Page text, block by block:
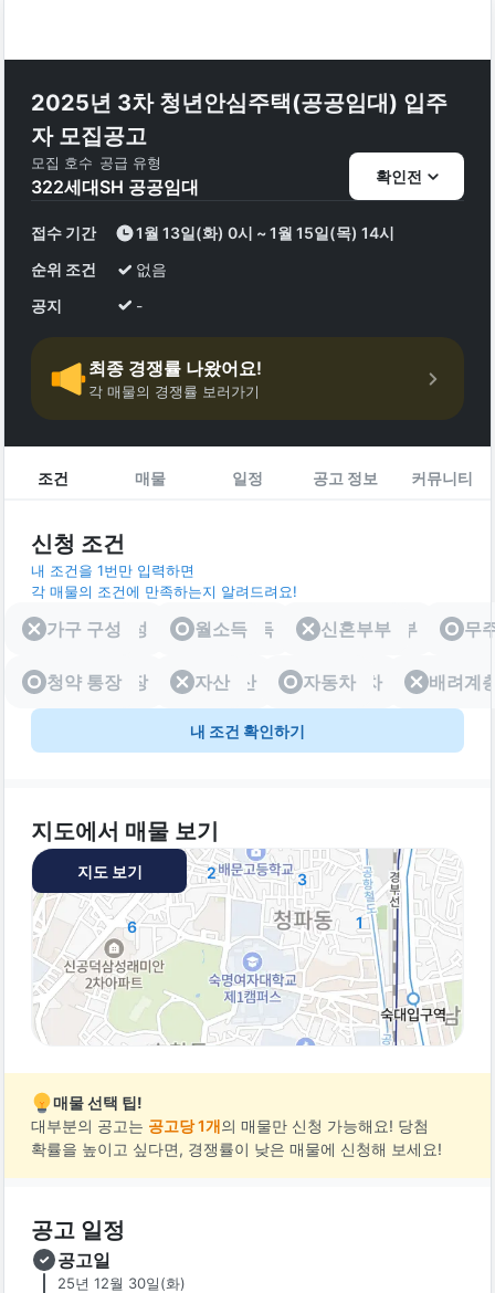
2025년 3차 청년안심주택(공공임대) 입주
자 모집공고
모집 호수
322세대
공급 유형
SH 공공임대 확인전
접수 기간
1월 13일(화) 0시 ~ 1월 15일(목) 14시
순위 조건
없음
공지
-
최종 경쟁률 나왔어요!
각 매물의 경쟁률 보러가기
조건 매물 일정 공고 정보 커뮤니티
신청 조건
내 조건을 1번만 입력하면
각 매물의 조건에 만족하는지 알려드려요!
가구 구성 월소득 신혼부부
가구 구성 월소득 신혼부부 무
청약 통장 자산 자동차 배려
청약 통장 자산 자동차 배려계
내 조건 확인하기
지도에서 매물 보기
6
2 3
1
지도 보기
매물 선택 팁!
대부분의 공고는 공고당 1개의 매물만 신청 가능해요! 당첨
확률을 높이고 싶다면, 경쟁률이 낮은 매물에 신청해 보세요!
공고 일정
공고일
25년 12월 30일(화)